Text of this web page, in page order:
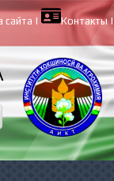
сайта | Контакты|